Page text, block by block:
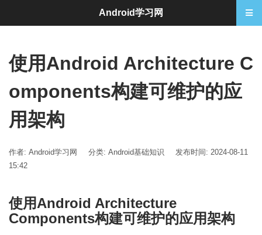
使用Android Architecture C
omponents构建可维护的应
用架构
作者: Android学习网 分类: Android基础知识
发布时间: 2024-08-11
15:42
使用Android Architecture
Components构建可维护的应用架构
Android学习网